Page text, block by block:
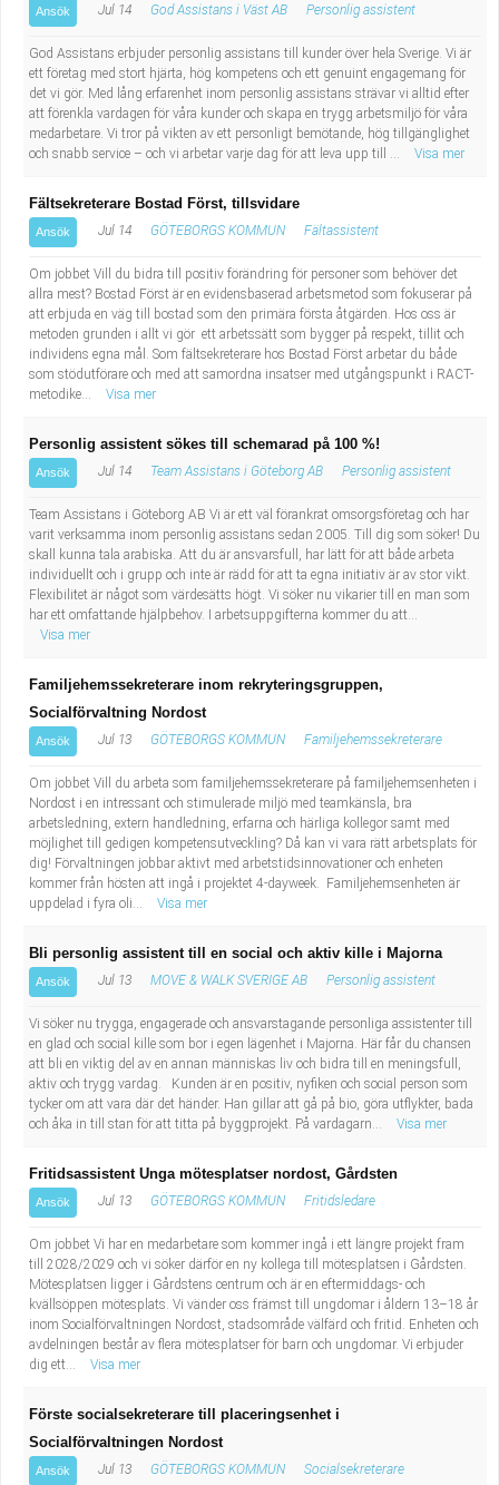
Ansök Jul 14 God Assistans i Väst AB Personlig assistent
God Assistans erbjuder personlig assistans till kunder över hela Sverige. Vi är
ett företag med stort hjärta, hög kompetens och ett genuint engagemang för
det vi gör. Med lång erfarenhet inom personlig assistans strävar vi alltid efter
att förenkla vardagen för våra kunder och skapa en trygg arbetsmiljö för våra
medarbetare. Vi tror på vikten av ett personligt bemötande, hög tillgänglighet
och snabb service – och vi arbetar varje dag för att leva upp till ...
Visa mer
Fältsekreterare Bostad Först, tillsvidare
Ansök Jul 14 GÖTEBORGS KOMMUN Fältassistent
Om jobbet Vill du bidra till positiv förändring för personer som behöver det
allra mest? Bostad Först är en evidensbaserad arbetsmetod som fokuserar på
att erbjuda en väg till bostad som den primära första åtgärden. Hos oss är
metoden grunden i allt vi gör ett arbetssätt som bygger på respekt, tillit och
individens egna mål. Som fältsekreterare hos Bostad Först arbetar du både
som stödutförare och med att samordna insatser med utgångspunkt i RACT-
metodike...
Visa mer
Personlig assistent sökes till schemarad på 100 %!
Ansök Jul 14 Team Assistans i Göteborg AB Personlig assistent
Team Assistans i Göteborg AB Vi är ett väl förankrat omsorgsföretag och har
varit verksamma inom personlig assistans sedan 2005. Till dig som söker! Du
skall kunna tala arabiska. Att du är ansvarsfull, har lätt för att både arbeta
individuellt och i grupp och inte är rädd för att ta egna initiativ är av stor vikt.
Flexibilitet är något som värdesätts högt. Vi söker nu vikarier till en man som
har ett omfattande hjälpbehov. I arbetsuppgifterna kommer du att...
Visa mer
Familjehemssekreterare inom rekryteringsgruppen,
Socialförvaltning Nordost
Ansök Jul 13 GÖTEBORGS KOMMUN Familjehemssekreterare
Om jobbet Vill du arbeta som familjehemssekreterare på familjehemsenheten i
Nordost i en intressant och stimulerade miljö med teamkänsla, bra
arbetsledning, extern handledning, erfarna och härliga kollegor samt med
möjlighet till gedigen kompetensutveckling? Då kan vi vara rätt arbetsplats för
dig! Förvaltningen jobbar aktivt med arbetstidsinnovationer och enheten
kommer från hösten att ingå i projektet 4-dayweek. Familjehemsenheten är
uppdelad i fyra oli...
Visa mer
Bli personlig assistent till en social och aktiv kille i Majorna
Ansök Jul 13 MOVE & WALK SVERIGE AB Personlig assistent
Vi söker nu trygga, engagerade och ansvarstagande personliga assistenter till
en glad och social kille som bor i egen lägenhet i Majorna. Här får du chansen
att bli en viktig del av en annan människas liv och bidra till en meningsfull,
aktiv och trygg vardag. Kunden är en positiv, nyfiken och social person som
tycker om att vara där det händer. Han gillar att gå på bio, göra utflykter, bada
och åka in till stan för att titta på byggprojekt. På vardagarn...
Visa mer
Fritidsassistent Unga mötesplatser nordost, Gårdsten
Ansök Jul 13 GÖTEBORGS KOMMUN Fritidsledare
Om jobbet Vi har en medarbetare som kommer ingå i ett längre projekt fram
till 2028/2029 och vi söker därför en ny kollega till mötesplatsen i Gårdsten.
Mötesplatsen ligger i Gårdstens centrum och är en eftermiddags- och
kvällsöppen mötesplats. Vi vänder oss främst till ungdomar i åldern 13–18 år
inom Socialförvaltningen Nordost, stadsområde välfärd och fritid. Enheten och
avdelningen består av flera mötesplatser för barn och ungdomar. Vi erbjuder
dig ett...
Visa mer
Förste socialsekreterare till placeringsenhet i
Socialförvaltningen Nordost
Ansök Jul 13 GÖTEBORGS KOMMUN Socialsekreterare